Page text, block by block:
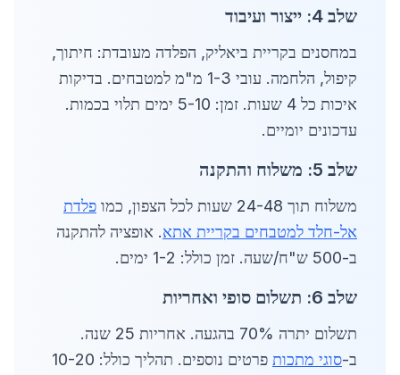
שלב 4: ייצור ועיבוד
במחסנים בקריית ביאליק, הפלדה מעובדת: חיתוך,
קיפול, הלחמה. עובי 1-3 מ"מ למטבחים. בדיקות
איכות כל 4 שעות. זמן: 5-10 ימים תלוי בכמות.
עדכונים יומיים.
שלב 5: משלוח והתקנה
משלוח תוך 24-48 שעות לכל הצפון, כמו
פלדת
אל-חלד למטבחים בקריית אתא. אופציה להתקנה
ב-500 ש"ח/שעה. זמן כולל: 1-2 ימים.
שלב 6: תשלום סופי ואחריות
תשלום יתרה 70% בהגעה. אחריות 25 שנה.
ב-סוגי מתכות
פרטים נוספים. תהליך כולל: 10-20